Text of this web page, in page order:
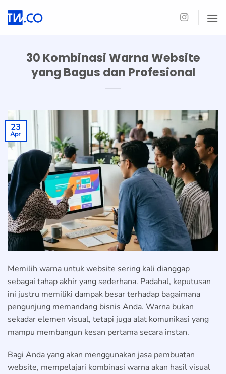
30 Kombinasi Warna Website
yang Bagus dan Profesional
23
Apr
Memilih warna untuk website sering kali dianggap
sebagai tahap akhir yang sederhana. Padahal, keputusan
ini justru memiliki dampak besar terhadap bagaimana
pengunjung memandang bisnis Anda. Warna bukan
sekadar elemen visual, tetapi juga alat komunikasi yang
mampu membangun kesan pertama secara instan.
Bagi Anda yang akan menggunakan jasa pembuatan
website, mempelajari kombinasi warna akan hasil visual